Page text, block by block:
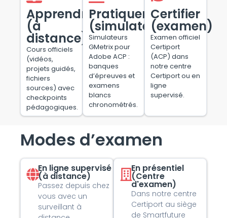
Apprendre
(à
distance)
Cours officiels
(vidéos,
projets guidés,
fichiers
sources) avec
checkpoints
pédagogiques.
Pratiquer
(simulateur)
Simulateurs
GMetrix pour
Adobe ACP :
banques
d’épreuves et
examens
blancs
chronométrés.
Certifier
(examen)
Examen officiel
Certiport
(ACP) dans
notre centre
Certiport ou en
ligne
supervisé.
Modes d’examen
En ligne supervisé
(à distance)
Passez depuis chez
vous avec un
surveillant à
En présentiel
(Centre
d'examen)
Dans notre centre
Certiport au siège
de Smartfuture